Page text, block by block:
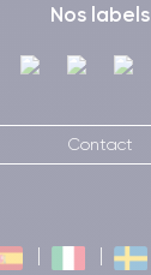
Nos labels
Contact